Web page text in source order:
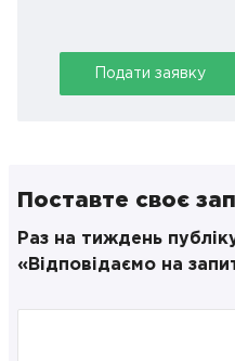
Подати заявку
Поставте своє
Раз на тиждень
«Відповідаємо на